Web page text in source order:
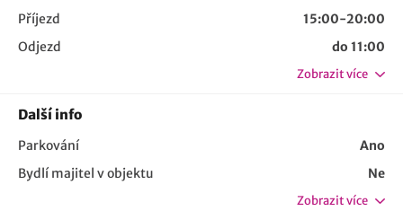
Příjezd
15:00-20:00
Odjezd
do 11:00
Zobrazit více
Další info
Parkování
Ano
Bydlí majitel v objektu
Ne
Zobrazit více